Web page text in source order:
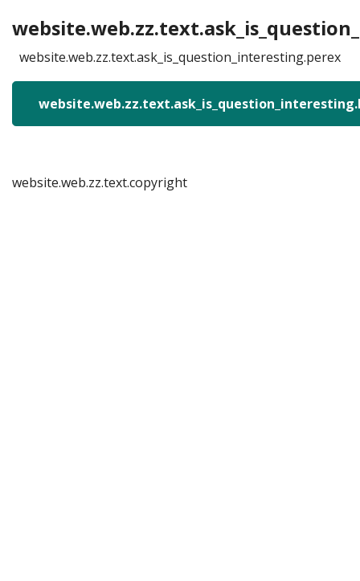
website.web.zz.text.ask_is_question_interesting.perex
website.web.zz.text.copyright